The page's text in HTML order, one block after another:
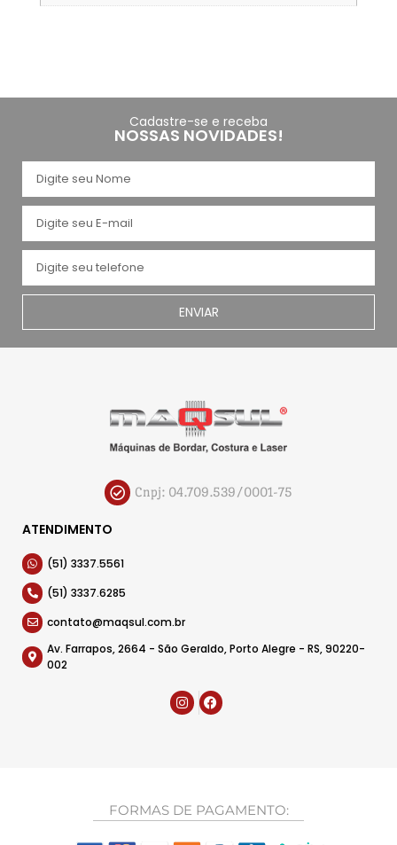
Cadastre-se e receba
NOSSAS NOVIDADES!
ENVIAR
Cnpj: 04.709.539/0001-75
ATENDIMENTO
(51) 3337.5561
(51) 3337.6285
contato@maqsul.com.br
Av. Farrapos, 2664 - São Geraldo, Porto Alegre - RS, 90220-
002
FORMAS DE PAGAMENTO: